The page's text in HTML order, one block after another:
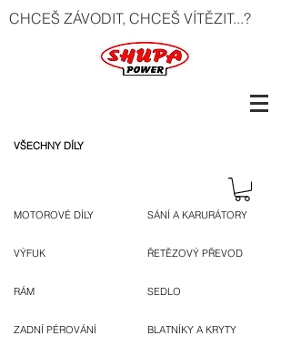
CHCEŠ ZÁVODIT, CHCEŠ VÍTĚZIT...?
VŠECHNY DÍLY
MOTOROVÉ DÍLY
VÝFUK
RÁM
ZADNÍ PÉROVÁNÍ
SÁNÍ A KARURÁTORY
ŘETĚZOVÝ PŘEVOD
SEDLO
BLATNÍKY A KRYTY